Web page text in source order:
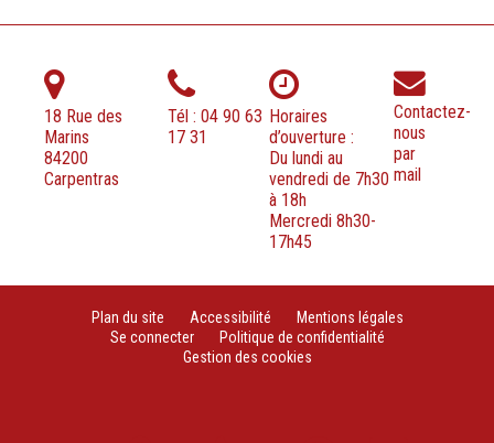
18 Rue des
Marins
84200
Carpentras
Tél : 04 90 63
17 31
Horaires
d’ouverture :
Du lundi au
vendredi de 7h30
à 18h
Mercredi 8h30-
17h45
Contactez-
nous
par
mail
Plan du site Accessibilité
Mentions légales
Se connecter
Politique de confidentialité
Gestion des cookies